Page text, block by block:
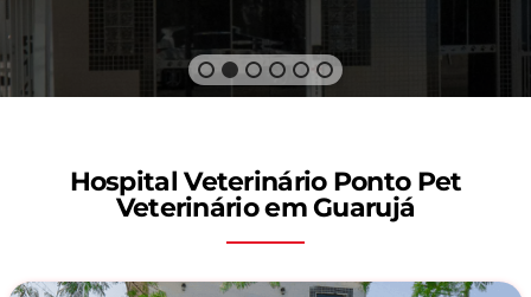
Hospital Veterinário Ponto Pet
Veterinário em Guarujá